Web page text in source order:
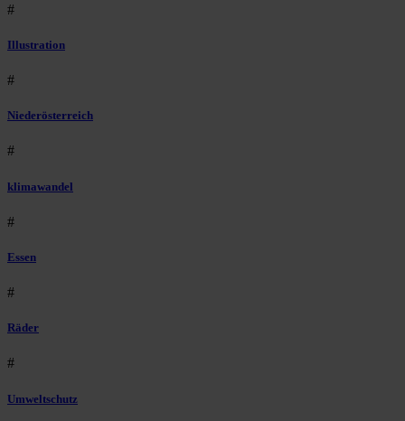
#
Illustration
#
Niederösterreich
#
klimawandel
#
Essen
#
Räder
#
Umweltschutz